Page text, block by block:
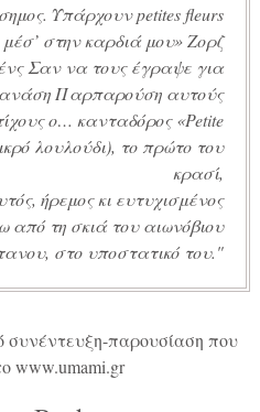
Υπάρχουν petites fleurs
μέσ’ στην καρδιά μου» Ζορζ
Σαν να τους έγραψε για
Παρπαρούση αυτούς
ο… κανταδόρος «Petite
λουλούδι), το πρώτο του
κρασί,
ήρεμος κι ευτυχισμένος
από τη σκιά του αιωνόβιου
στο υποστατικό του.
παρουσίαση που
www.umami.gr